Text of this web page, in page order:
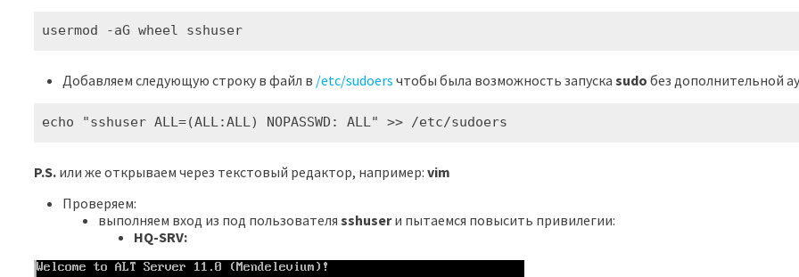
usermod -aG wheel sshuser
Добавляем следующую строку в файл в /etc/sudoers чтобы была возможность запускаsudo без дополнительной
echo "sshuser ALL=(ALL:ALL) NOPASSWD: ALL" >> /etc/sudoers
P.S. или же открываем через текстовый редактор, например:vim
Проверяем:
выполняем вход из под пользователяsshuserи пытаемся повысить привилегии:
HQ-SRV: